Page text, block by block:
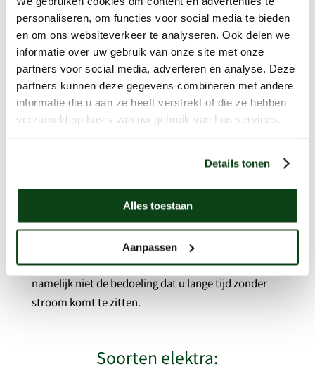
personaliseren, om functies voor social media te bieden
en om ons websiteverkeer te analyseren. Ook delen we
informatie over uw gebruik van onze site met onze
partners voor social media, adverteren en analyse. Deze
partners kunnen deze gegevens combineren met andere
informatie die u aan ze heeft verstrekt of die ze hebben
verzameld op basis van uw gebruik van hun services.
Details tonen
Alles toestaan
Aanpassen
West spoed
Bent u met spoed op zoek naar een elektricien in
Amsterdam west dan is belangrijk dat u niet een
verkeerde keuze maakt. Het blijft van belang dat u
een bekwaam persoon in huis haalt die weet wat hij
doet. Haastige spoed is hierin zelde goed. Er zal
is het belangrijk om goed onderzoek te doen wie u in
Voor spoedhulp bij een stroomstoring of
kortsluiting in de regio Amsterdam bent u bij ons
aan het juiste adres. Eén telefoontje is al genoeg. Wij
sturen een bekwame elektricien naar u toe. Het is
namelijk niet de bedoeling dat u lange tijd zonder
stroom komt te zitten.
Soorten elektra: